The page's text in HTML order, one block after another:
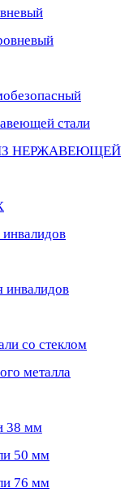
стали
НЕРЖАВЕЮЩЕЙ
инвалидов
со стеклом
металла
38 мм
50 мм
76 мм